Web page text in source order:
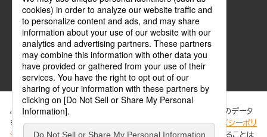
ぶんか社が運営するサイトでは、利便性向上のためにCookie等のデータ
を使用しています。 当社のCookieについての詳細は、「プライバシーポリ
シー
」をご覧ください。当サイトでは、訪問者の個人情報を追跡することは